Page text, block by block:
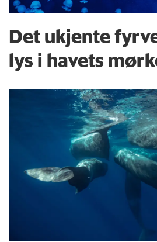
Det ukjente
lys i havets